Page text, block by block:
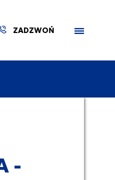
ZADZWOŃ
-